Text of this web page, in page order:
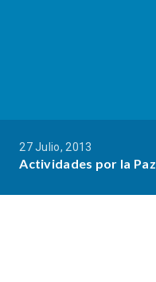
27 Julio, 2013
Actividades por la Paz